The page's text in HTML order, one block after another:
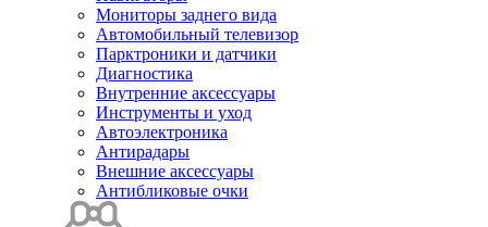
Мониторы заднего вида
Автомобильный телевизор
Парктроники и датчики
Диагностика
Внутренние аксессуары
Инструменты и уход
Автоэлектроника
Антирадары
Внешние аксессуары
Антибликовые очки